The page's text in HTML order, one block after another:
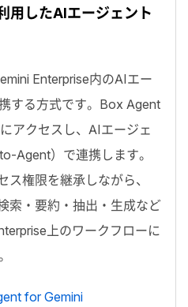
用したAIエージェント
Enterprise内のAIエー
する方式です。Box Agent
アクセスし、AIエージェ
Agent）で連携します。
ス権限を継承しながら、
索・要約・抽出・生成など
上のワークフローに
for Gemini